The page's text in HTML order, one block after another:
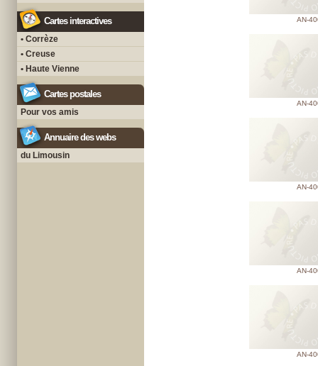
Cartes interactives
• Corrèze
• Creuse
• Haute Vienne
Cartes postales
Pour vos amis
Annuaire des webs
du Limousin
AN-
AN-
AN-
AN-
AN-